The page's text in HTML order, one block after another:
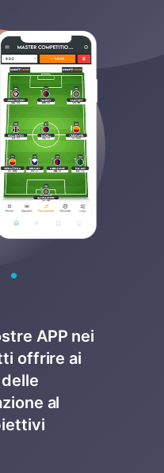
APP nei
offrire ai
al